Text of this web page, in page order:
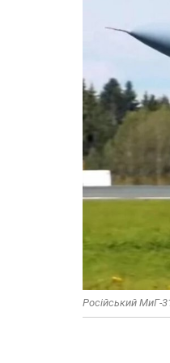
Російський МиГ-